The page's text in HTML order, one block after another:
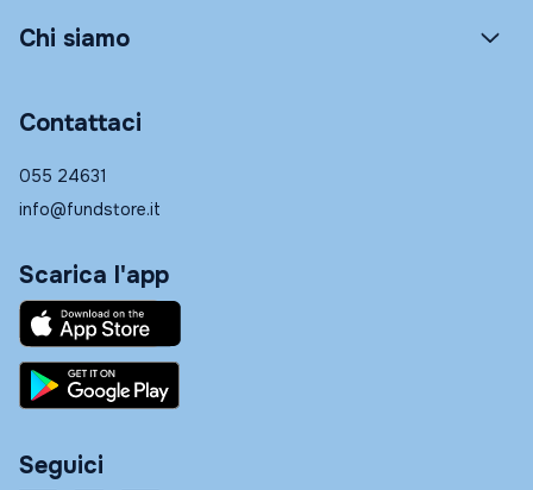
Chi siamo
Contattaci
055 24631
info@fundstore.it
Scarica l'app
Seguici